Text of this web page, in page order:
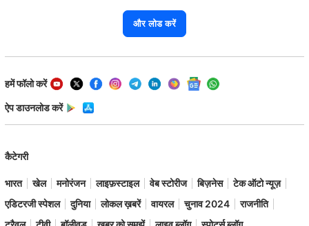
और लोड करें
हमें फॉलो करें
ऐप डाउनलोड करें
कैटेगरी
भारत खेल मनोरंजन लाइफ़स्टाइल वेब स्टोरीज बिज़नेस
टेक ऑटो न्यूज़
एडिटरजी स्पेशल
दुनिया लोकल ख़बरें वायरल चुनाव 2024
राजनीति